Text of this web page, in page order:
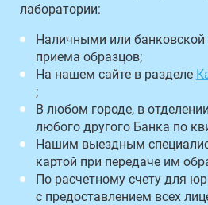
лаборатории:
Наличными или банковской
приема образцов;
На нашем сайте в разделе
;
В любом городе, в
любого другого Банка по
Нашим выездным
картой при передаче им
По расчетному счету для
с предоставлением всех